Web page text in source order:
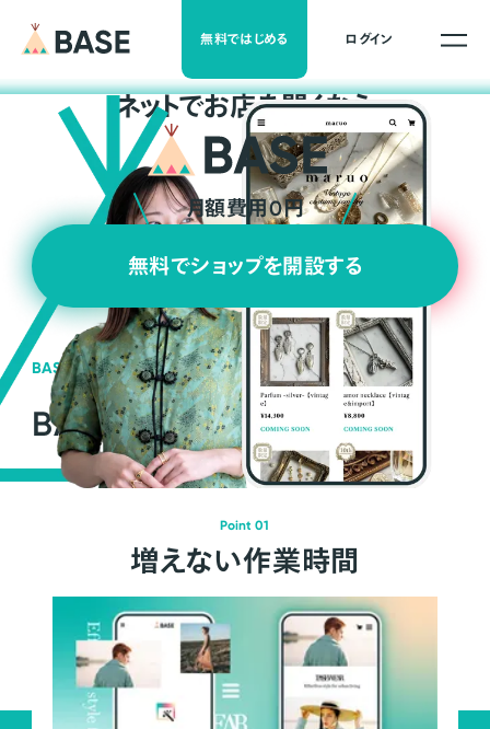
無料ではじめる ログイン
ネットでお店を開くなら
月額費用0円
無料でショップを開設する
BASEの強み
BASEが強い3つの理由
Point 01
増えない作業時間